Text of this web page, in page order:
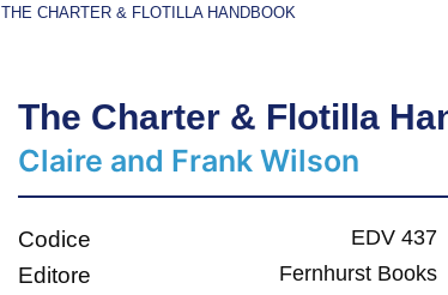
THE CHARTER & FLOTILLA HANDBOOK
The Charter & Flotilla
Claire and Frank Wilson
Codice EDV 437
Editore Fernhurst Books